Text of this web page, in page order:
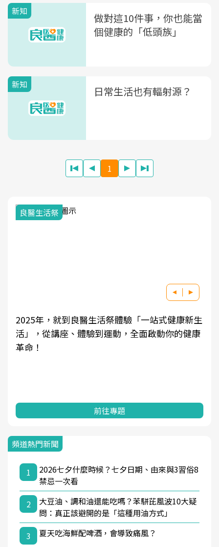
新知
做對這10件事，你也能當
個健康的「低頭族」
新知 日常生活也有輻射源？
1
我與健康韌性的距離
良醫健康網從「換季的身體變化」出發，透過醫
學觀點與日常感受的對話，建立對亞健康的認
知，進而引導實際的改善行動。
前往專題
頻道熱門新聞
1
2026七夕什麼時候？七夕日期、由來與3習俗8
禁忌一次看
2
大豆油、調和油還能吃嗎？苯駢芘風波10大疑
問：真正該避開的是「這種用油方式」
3
夏天吃海鮮配啤酒，會導致痛風？